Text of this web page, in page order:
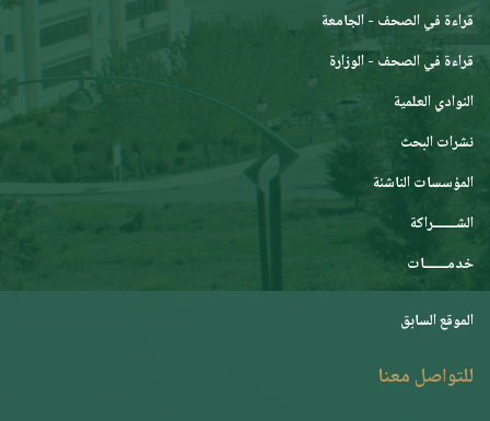
قراءة في الصحف - الجامعة
قراءة في الصحف - الوزارة
النوادي العلمية
نشرات البحث
المؤسسات الناشئة
الشـــــــراكة
خدمـــــــات
الموقع السابق
للتواصل معنا